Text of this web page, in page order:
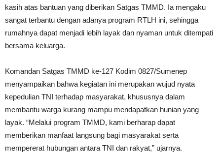
kasih atas bantuan yang diberikan Satgas TMMD. Ia mengaku
sangat terbantu dengan adanya program RTLH ini, sehingga
rumahnya dapat menjadi lebih layak dan nyaman untuk ditempati
bersama keluarga.
Komandan Satgas TMMD ke-127 Kodim 0827/Sumenep
menyampaikan bahwa kegiatan ini merupakan wujud nyata
kepedulian TNI terhadap masyarakat, khususnya dalam
membantu warga kurang mampu mendapatkan hunian yang
layak. “Melalui program TMMD, kami berharap dapat
memberikan manfaat langsung bagi masyarakat serta
mempererat hubungan antara TNI dan rakyat,” ujarnya.